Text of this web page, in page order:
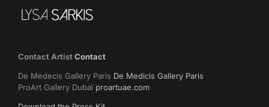
Contact ArtistContact
De Medecis Gallery Paris De Medicis Gallery Paris
ProArt Gallery Dubaï proartuae.com